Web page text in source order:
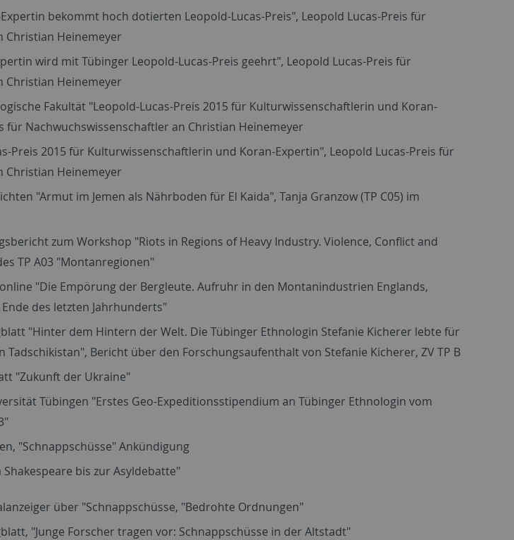
bekommt hoch dotierten Leopold-Lucas-Preis", Leopold Lucas-Preis für
Christian Heinemeyer
wird mit Tübinger Leopold-Lucas-Preis geehrt", Leopold Lucas-Preis für
Christian Heinemeyer
Fakultät "Leopold-Lucas-Preis 2015 für Kulturwissenschaftlerin und Koran-
für Nachwuchswissenschaftler an Christian Heinemeyer
Preis 2015 für Kulturwissenschaftlerin und Koran-Expertin", Leopold Lucas-Preis für
Christian Heinemeyer
"Armut im Jemen als Nährboden für El Kaida", Tanja Granzow (TP C05) im
zum Workshop "Riots in Regions of Heavy Industry. Violence, Conflict and
TP A03 "Montanregionen"
"Die Empörung der Bergleute. Aufruhr in den Montanindustrien Englands,
des letzten Jahrhunderts"
"Hinter dem Hintern der Welt. Die Tübinger Ethnologin Stefanie Kicherer lebte für
Tadschikistan", Bericht über den Forschungsaufenthalt von Stefanie Kicherer, ZV TP B
"Zukunft der Ukraine"
Tübingen "Erstes Geo-Expeditionsstipendium an Tübinger Ethnologin vom
"Schnappschüsse" Ankündigung
Shakespeare bis zur Asyldebatte"
über "Schnappschüsse, "Bedrohte Ordnungen"
"Junge Forscher tragen vor: Schnappschüsse in der Altstadt"